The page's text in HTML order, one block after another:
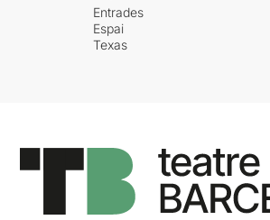
Entrades
Espai
Texas